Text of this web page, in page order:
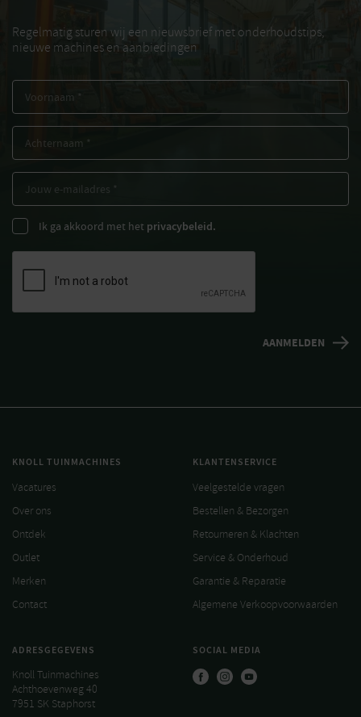
Regelmatig sturen wij een nieuwsbrief met onderhoudstips,
nieuwe machines en aanbiedingen
Ik ga akkoord met het privacybeleid.
KNOLL TUINMACHINES
Vacatures
Over ons
Ontdek
Outlet
Merken
Contact
KLANTENSERVICE
Veelgestelde vragen
Bestellen & Bezorgen
Retourneren & Klachten
Service & Onderhoud
Garantie & Reparatie
Algemene Verkoopvoorwaarden
ADRESGEGEVENS
Knoll Tuinmachines
Achthoevenweg 40
7951 SK Staphorst
SOCIAL MEDIA